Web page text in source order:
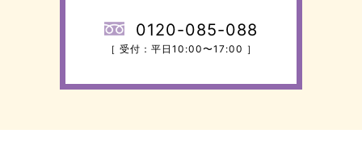
0120-085-088
［ 受付：平日10:00〜17:00 ］